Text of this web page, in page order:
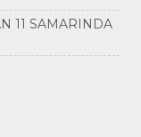
11 SAMARINDA